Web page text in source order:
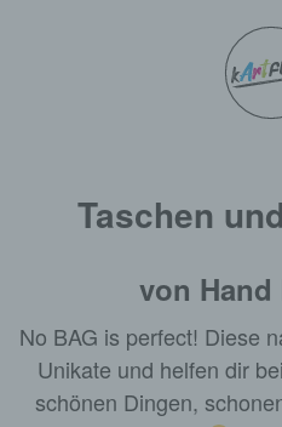
Zum Hauptinhalt springen
Taschen
von
No BAG is perfect! Diese
Unikate und helfen dir
schönen Dingen,